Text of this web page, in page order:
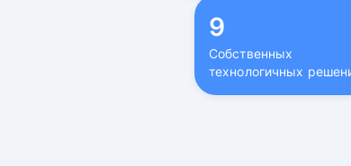
9
Собственных
технологичных